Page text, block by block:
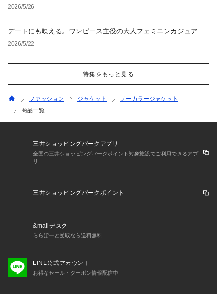
ェア」
2026/5/26
デートにも映える。ワンピース主役の大人フェミニンカジュアル4
選
2026/5/22
特集をもっと見る
ファッション ジャケット
ノーカラージャケット
商品一覧
三井ショッピングパークアプリ
全国の三井ショッピングパークポイント対象施設でご利用できるアプ
リ
三井ショッピングパークポイント
&mallデスク
ららぽーと受取なら送料無料
LINE公式アカウント
お得なセール・クーポン情報配信中